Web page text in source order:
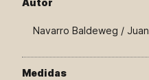
Autor
Navarro Baldeweg / Juan
Medidas